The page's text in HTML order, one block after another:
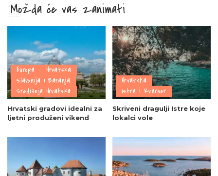
Možda će vas zanimati
Europa
Hrvatska
Slavonija i Baranja
Središnja Hrvatska
Hrvatski gradovi idealni za
ljetni produženi vikend
Hrvatska
Istra i Kvarner
Skriveni dragulji Istre koje
lokalci vole